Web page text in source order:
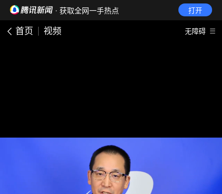
· 获取全网一手热点 打开
首页 视频 无障碍